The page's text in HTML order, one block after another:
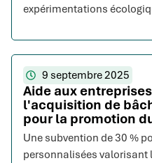
expérimentations
9 septembre 2025
Aide aux
l'acquisition de
pour la promotion
Une subvention de 30 %
personnalisées valorisant